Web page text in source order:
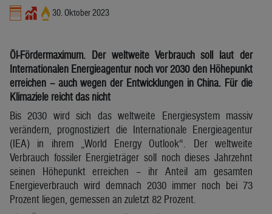
30. Oktober 2023
Öl-Fördermaximum. Der weltweite Verbrauch soll laut der
Internationalen Energieagentur noch vor 2030 den Höhepunkt
erreichen – auch wegen der Entwicklungen in China. Für die
Klimaziele reicht das nicht
Bis 2030 wird sich das weltweite Energiesystem massiv
verändern, prognostiziert die Internationale Energieagentur
(IEA) in ihrem „World Energy Outlook“. Der weltweite
Verbrauch fossiler Energieträger soll noch dieses Jahrzehnt
seinen Höhepunkt erreichen – ihr Anteil am gesamten
Energieverbrauch wird demnach 2030 immer noch bei 73
Prozent liegen, gemessen an zuletzt 82 Prozent.